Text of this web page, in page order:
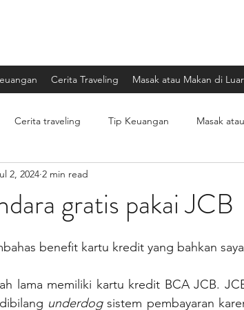
Cerita Traveling Masak atau Makan di
Cerita traveling Tip Keuangan Masak
Lika-liku seorang dokter
gratis pakai JCB
2, 2024 2 min read
benefit kartu kredit yang bahkan
lama memiliki kartu kredit BCA JCB.
underdog sistem pembayaran